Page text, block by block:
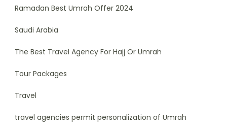
Ramadan Best Umrah Offer 2024
Saudi Arabia
The Best Travel Agency For Hajj Or Umrah
Tour Packages
Travel
travel agencies permit personalization of Umrah